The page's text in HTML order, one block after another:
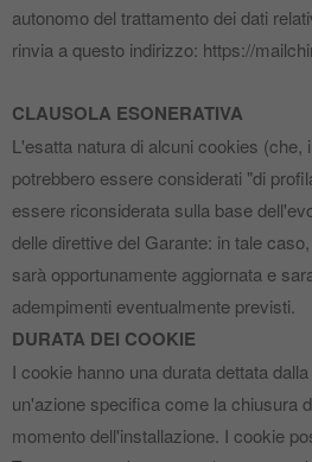
autonomo del trattamento dei dati
rinvia a questo indirizzo: https://
CLAUSOLA ESONERATIVA
L'esatta natura di alcuni cookies (che,
potrebbero essere considerati "di
essere riconsiderata sulla base
delle direttive del Garante: in tale
sarà opportunamente aggiornata e
adempimenti eventualmente previsti.
DURATA DEI COOKIE
I cookie hanno una durata dettata
un'azione specifica come la chiusura
momento dell'installazione. I cookie